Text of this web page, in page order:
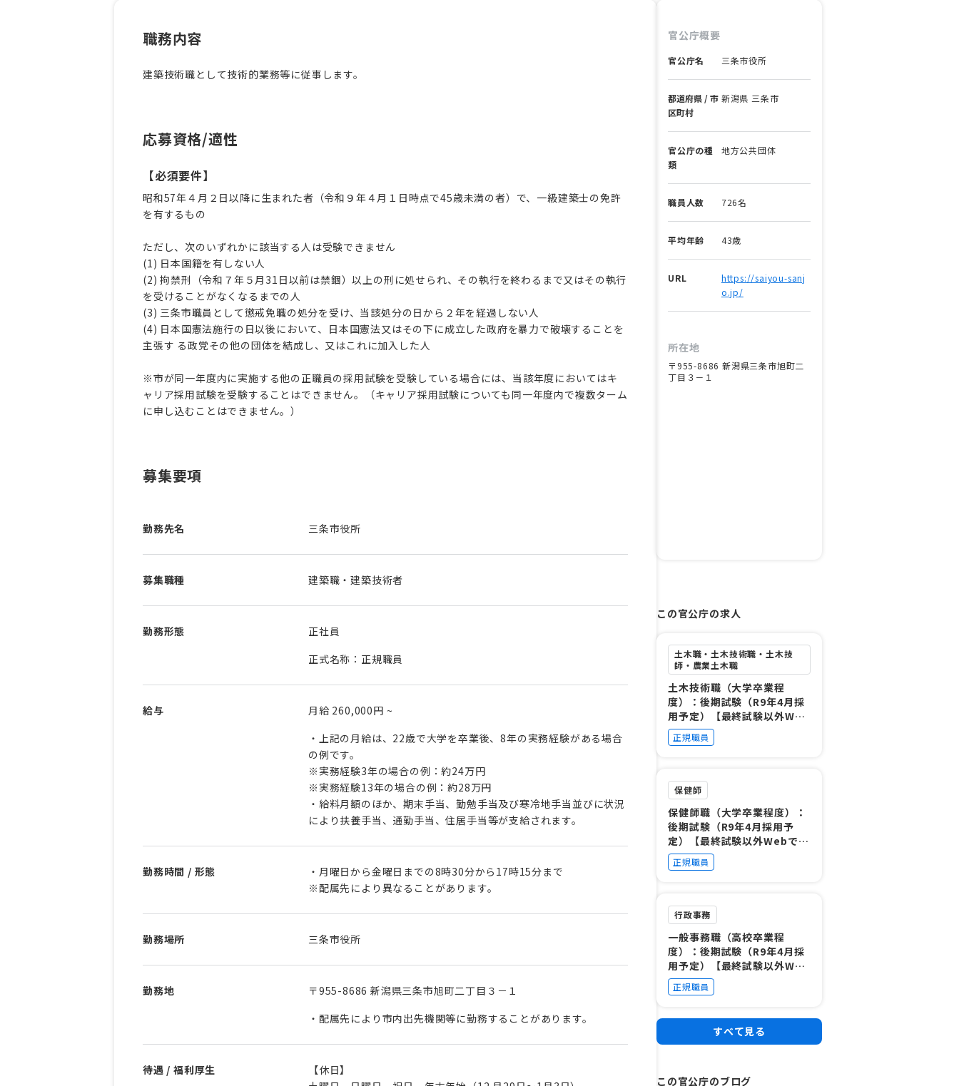
職務内容
建築技術職として技術的業務等に従事します。
応募資格/適性
【必須要件】
昭和57年４月２日以降に生まれた者（令和９年４月１日時点で45歳未満の者）で、一級建築士の免許
を有するもの
ただし、次のいずれかに該当する人は受験できません
(1) 日本国籍を有しない人
(2) 拘禁刑（令和７年５月31日以前は禁錮）以上の刑に処せられ、その執行を終わるまで又はその執行
を受けることがなくなるまでの人
(3) 三条市職員として懲戒免職の処分を受け、当該処分の日から２年を経過しない人
(4) 日本国憲法施行の日以後において、日本国憲法又はその下に成立した政府を暴力で破壊することを
主張す る政党その他の団体を結成し、又はこれに加入した人
※市が同一年度内に実施する他の正職員の採用試験を受験している場合には、当該年度においてはキ
ャリア採用試験を受験することはできません。（キャリア採用試験についても同一年度内で複数ターム
に申し込むことはできません。）
募集要項
勤務先名 三条市役所
募集職種 建築職・建築技術者
勤務形態
正社員
正式名称：正規職員
給与 月給 260,000円 ~
・上記の月給は、22歳で大学を卒業後、8年の実務経験がある場合
の例です。
※実務経験3年の場合の例：約24万円
※実務経験13年の場合の例：約28万円
・給料月額のほか、期末手当、勤勉手当及び寒冷地手当並びに状況
により扶養手当、通勤手当、住居手当等が支給されます。
勤務時間 / 形態
・月曜日から金曜日までの8時30分から17時15分まで
※配属先により異なることがあります。
勤務場所 三条市役所
勤務地
〒955-8686 新潟県三条市旭町二丁目３－１
・配属先により市内出先機関等に勤務することがあります。
待遇 / 福利厚生
【休日】
官公庁概要
官公庁名 三条市役所
都道府県 / 市
区町村
新潟県 三条市
官公庁の種
類
地方公共団体
職員人数 726名
平均年齢 43歳
URL
https://saiyou-sanj
o.jp/
所在地
〒955-8686 新潟県三条市旭町二
丁目３－１
この官公庁の求人
土木職・土木技術職・土木技
師・農業土木職
土木技術職（大学卒業程
度）：後期試験（R9年4月採
用予定）【最終試験以外Web
で受験可！】
正規職員
保健師
保健師職（大学卒業程度）：
後期試験（R9年4月採用予
定）【最終試験以外Webで受
験可！】
正規職員
行政事務
一般事務職（高校卒業程
度）：後期試験（R9年4月採
用予定）【最終試験以外Web
で受験可！】
正規職員
すべて見る
この官公庁のブログ